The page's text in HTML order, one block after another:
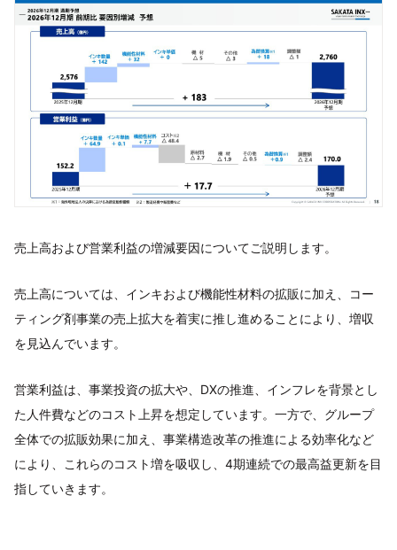
売上高および営業利益の増減要因についてご説明します。
売上高については、インキおよび機能性材料の拡販に加え、コー
ティング剤事業の売上拡大を着実に推し進めることにより、増収
を見込んでいます。
営業利益は、事業投資の拡大や、DXの推進、インフレを背景とし
た人件費などのコスト上昇を想定しています。一方で、グループ
全体での拡販効果に加え、事業構造改革の推進による効率化など
により、これらのコスト増を吸収し、4期連続での最高益更新を目
指していきます。